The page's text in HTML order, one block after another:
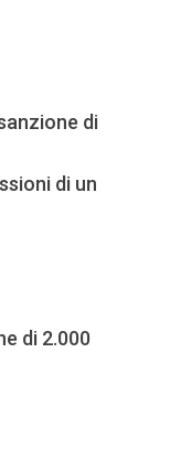
di
di un
di 2.000